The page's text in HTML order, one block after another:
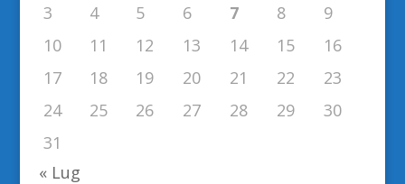
3
4 5 6 7 8
9
10
11 12 13 14 15
16
17
18 19 20 21 22
23
24
25 26 27 28 29
30
31
« Lug